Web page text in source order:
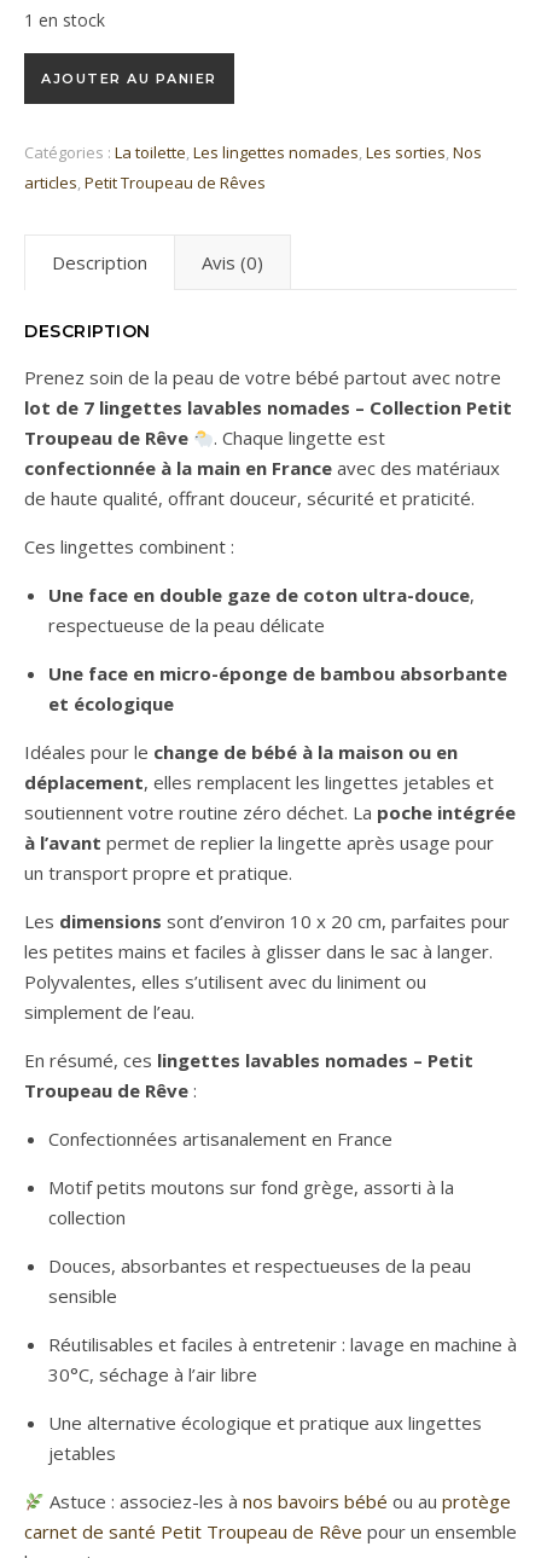
1 en stock
AJOUTER AU PANIER
Catégories : La toilette,Les lingettes nomades,Les sorties,Nos
articles,Petit Troupeau de Rêves
Description Avis (0)
DESCRIPTION
Prenez soin de la peau de votre bébé partout avec notre
lot de 7 lingettes lavables nomades – Collection Petit
Troupeau de Rêve
. Chaque lingette est
confectionnée à la main en France avec des matériaux
de haute qualité, offrant douceur, sécurité et praticité.
Ces lingettes combinent :
Une face en double gaze de coton ultra-douce,
respectueuse de la peau délicate
Une face en micro-éponge de bambou absorbante
et écologique
Idéales pour le change de bébé à la maison ou en
déplacement, elles remplacent les lingettes jetables et
soutiennent votre routine zéro déchet. La poche intégrée
à l’avant permet de replier la lingette après usage pour
un transport propre et pratique.
Les dimensions sont d’environ 10 x 20 cm, parfaites pour
les petites mains et faciles à glisser dans le sac à langer.
Polyvalentes, elles s’utilisent avec du liniment ou
simplement de l’eau.
En résumé, ces lingettes lavables nomades – Petit
Troupeau de Rêve :
Confectionnées artisanalement en France
Motif petits moutons sur fond grège, assorti à la
collection
Douces, absorbantes et respectueuses de la peau
sensible
Réutilisables et faciles à entretenir : lavage en machine à
30°C, séchage à l’air libre
Une alternative écologique et pratique aux lingettes
jetables
Astuce : associez-les ànos bavoirs bébé ou auprotège
carnet de santé Petit Troupeau de Rêve pour un ensemble